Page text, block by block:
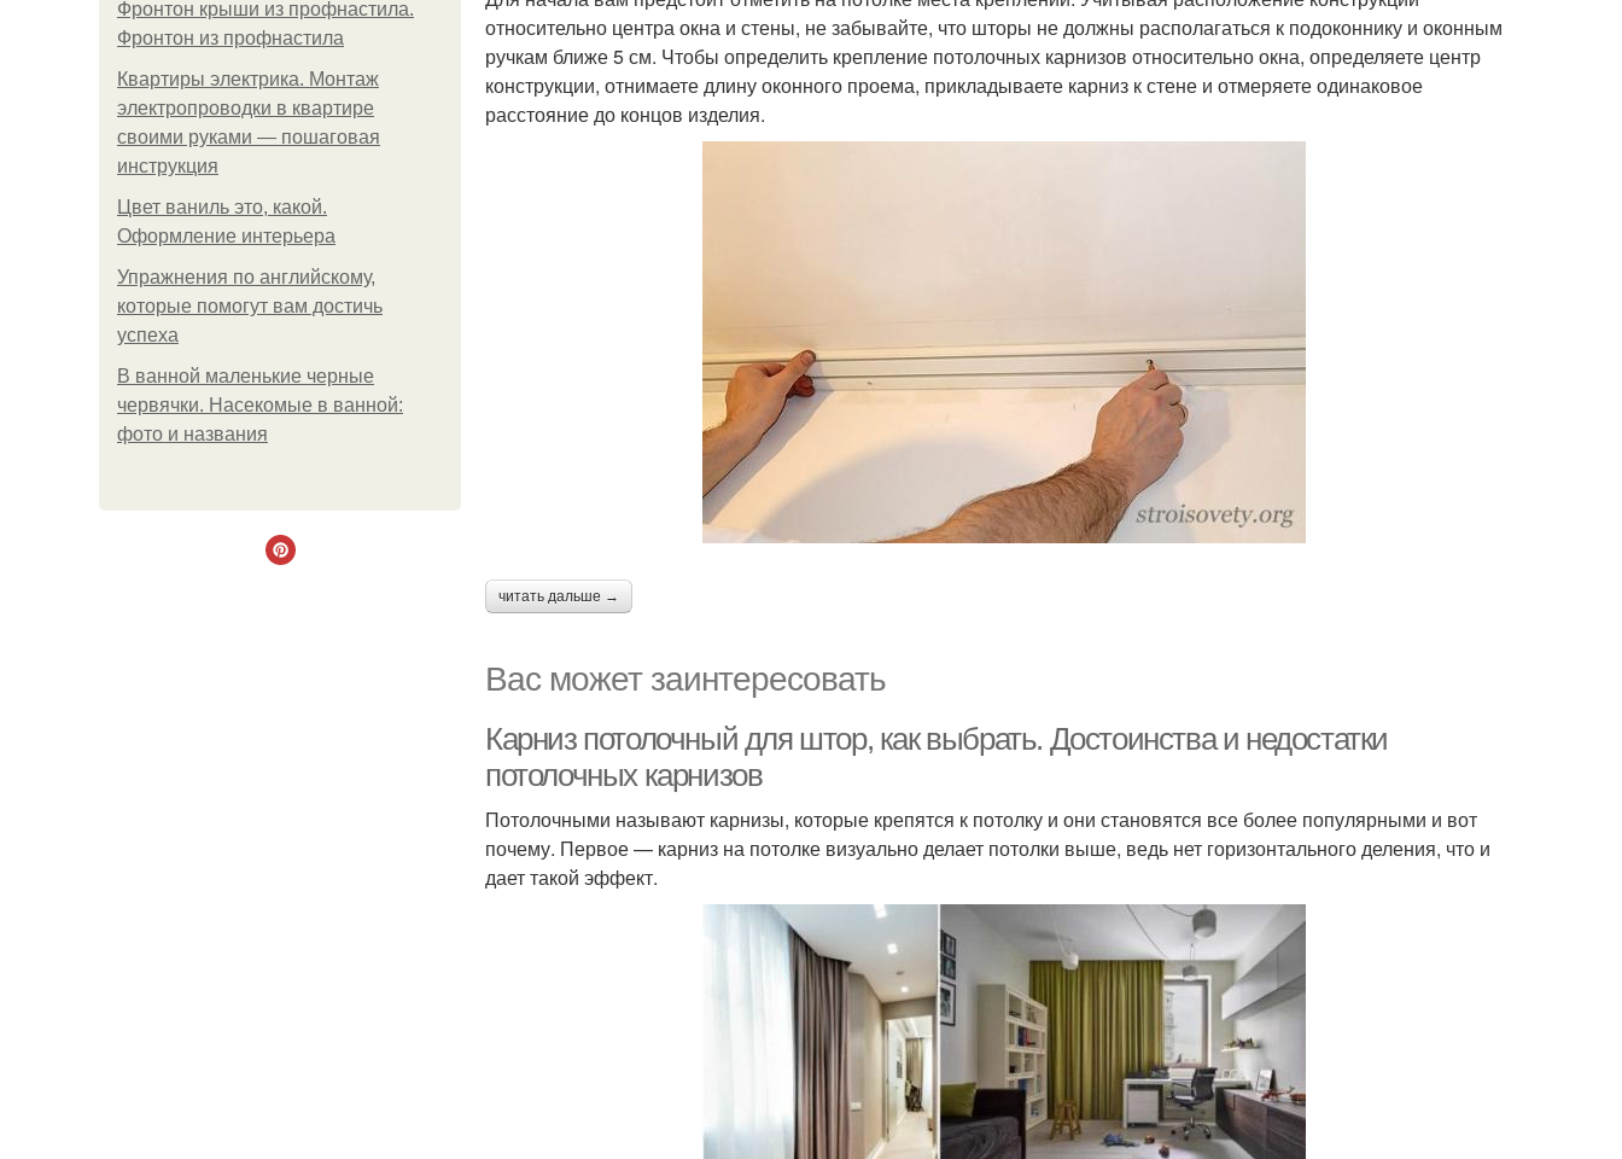
Фронтон крыши из профнастила.
Фронтон из профнастила
Квартиры электрика. Монтаж
электропроводки в квартире
своими руками — пошаговая
инструкция
Цвет ваниль это, какой.
Оформление интерьера
Упражнения по английскому,
которые помогут вам достичь
успеха
В ванной маленькие черные
червячки. Насекомые в ванной:
фото и названия
относительно центра окна и стены, не забывайте, что шторы не должны располагаться к подоконнику и оконным
ручкам ближе 5 см. Чтобы определить крепление потолочных карнизов относительно окна, определяете центр
конструкции, отнимаете длину оконного проема, прикладываете карниз к стене и отмеряете одинаковое
расстояние до концов изделия.
читать дальше →
Вас может заинтересовать
Карниз потолочный для штор, как выбрать. Достоинства и недостатки
потолочных карнизов
Потолочными называют карнизы, которые крепятся к потолку и они становятся все более популярными и вот
почему. Первое — карниз на потолке визуально делает потолки выше, ведь нет горизонтального деления, что и
дает такой эффект.